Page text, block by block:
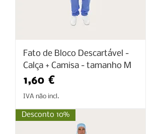
Fato de Bloco Descartável -
Calça + Camisa - tamanho M
Preço
1,60 €
IVA não incl.
Desconto 10%